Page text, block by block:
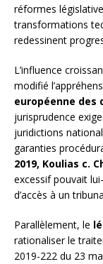
réformes
transformations
redessinent
L’influence
modifié
européenne des
jurisprudence
juridictions
garanties
2019, Koulias c.
excessif pouvait
d’accès à un
Parallèlement, le
rationaliser le
2019-222 du 23